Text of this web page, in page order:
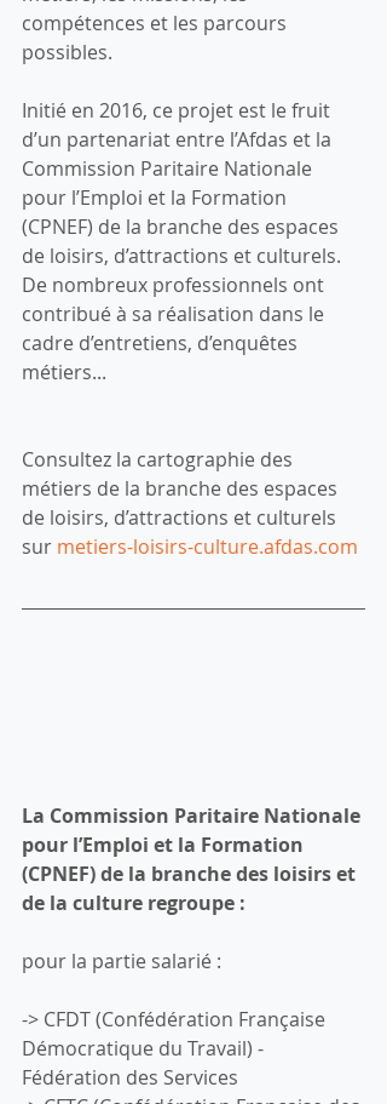
compétences et les parcours
possibles.
Initié en 2016, ce projet est le fruit
d’un partenariat entre l’Afdas et la
Commission Paritaire Nationale
pour l’Emploi et la Formation
(CPNEF) de la branche des espaces
de loisirs, d’attractions et culturels.
De nombreux professionnels ont
contribué à sa réalisation dans le
cadre d’entretiens, d’enquêtes
métiers...
Consultez la cartographie des
métiers de la branche des espaces
de loisirs, d’attractions et culturels
sur metiers-loisirs-culture.afdas.com
La Commission Paritaire Nationale
pour l’Emploi et la Formation
(CPNEF) de la branche des loisirs et
de la culture regroupe :
pour la partie salarié :
-> CFDT (Confédération Française
Démocratique du Travail) -
Fédération des Services